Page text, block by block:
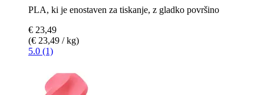
PLA, ki je enostaven za tiskanje, z gladko površino
€ 23,49
(€ 23,49 / kg)
5.0 (1)